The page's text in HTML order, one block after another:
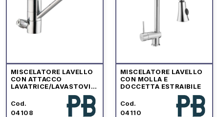
MISCELATORE LAVELLO
CON ATTACCO
LAVATRICE/LAVASTOVIG
Cod.
04108
MISCELATORE LAVELLO
CON MOLLA E
DOCCETTA ESTRAIBILE
Cod.
04110